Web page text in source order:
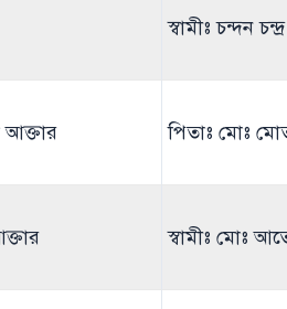
স্বামীঃ চন্দন
আক্তার পিতাঃ মোঃ
স্বামীঃ মোঃ